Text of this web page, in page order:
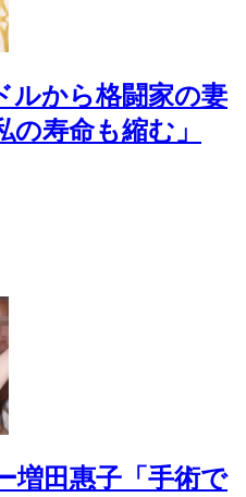
ルから格闘家の妻
寿命も縮む」
増田惠子「手術で